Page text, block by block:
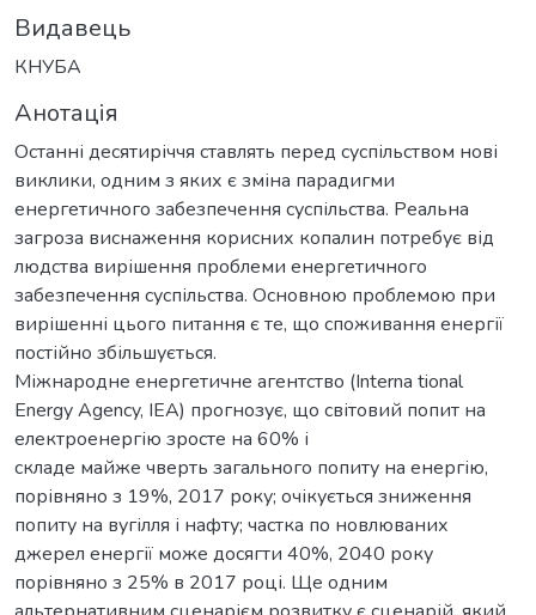
Видавець
КНУБА
Анотація
Останні десятиріччя ставлять перед суспільством нові
виклики, одним з яких є зміна парадигми
енергетичного забезпечення суспільства. Реальна
загроза виснаження корисних копалин потребує від
людства вирішення проблеми енергетичного
забезпечення суспільства. Основною проблемою при
вирішенні цього питання є те, що споживання енергії
постійно збільшується.
Міжнародне енергетичне агентство (Interna tional
Energy Agency, IEA) прогнозує, що світовий попит на
електроенергію зросте на 60% і
складе майже чверть загального попиту на енергію,
порівняно з 19%, 2017 року; очікується зниження
попиту на вугілля і нафту; частка по новлюваних
джерел енергії може досягти 40%, 2040 року
порівняно з 25% в 2017 році. Ще одним